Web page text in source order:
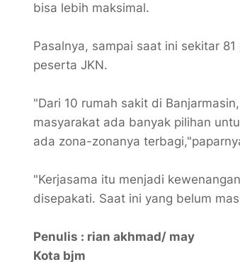
bisa lebih maksimal.
Pasalnya, sampai saat ini sekitar
peserta JKN.
"Dari 10 rumah sakit di
masyarakat ada banyak pilihan
ada zona-zonanya
"Kerjasama itu menjadi
disepakati. Saat ini yang belum
Penulis : rian akhmad/ may
Kota bjm